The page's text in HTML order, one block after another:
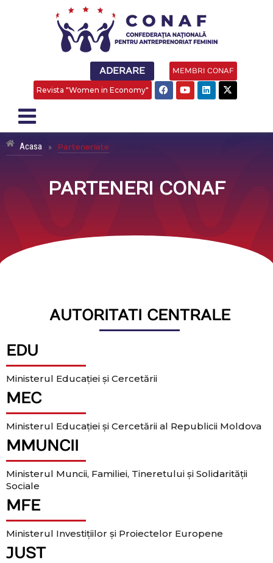
ADERARE MEMBRI CONAF
Revista "Women in Economy"
Acasa » Parteneriate
PARTENERI CONAF
AUTORITATI CENTRALE
EDU
Ministerul Educației și Cercetării
MEC
Ministerul Educației și Cercetării al Republicii Moldova
MMUNCII
Ministerul Muncii, Familiei, Tineretului și Solidarității
Sociale
MFE
Ministerul Investițiilor și Proiectelor Europene
JUST